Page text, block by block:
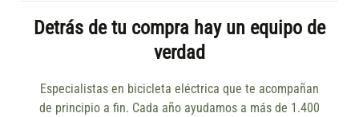
Detrás de tu compra hay un equipo de
verdad
Especialistas en bicicleta eléctrica que te acompañan
de principio a fin. Cada año ayudamos a más de 1.400